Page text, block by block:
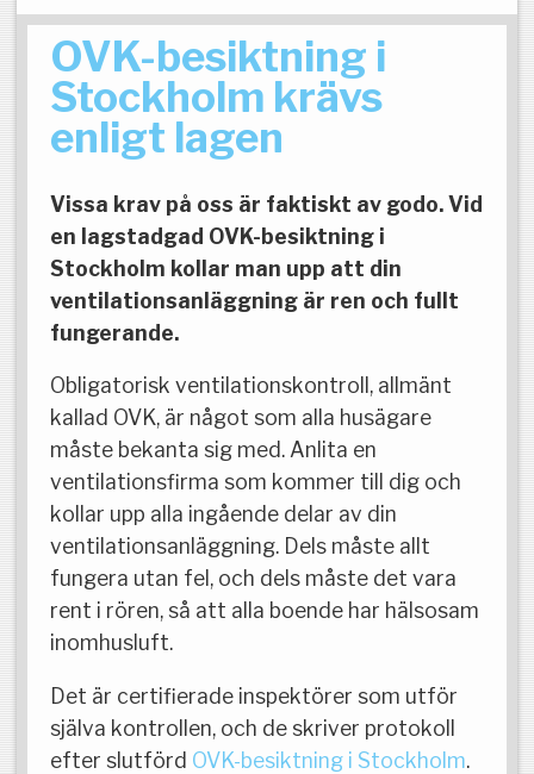
OVK-besiktning i
Stockholm krävs
enligt lagen
Vissa krav på oss är faktiskt av godo. Vid
en lagstadgad OVK-besiktning i
Stockholm kollar man upp att din
ventilationsanläggning är ren och fullt
fungerande.
Obligatorisk ventilationskontroll, allmänt
kallad OVK, är något som alla husägare
måste bekanta sig med. Anlita en
ventilationsfirma som kommer till dig och
kollar upp alla ingående delar av din
ventilationsanläggning. Dels måste allt
fungera utan fel, och dels måste det vara
rent i rören, så att alla boende har hälsosam
inomhusluft.
Det är certifierade inspektörer som utför
själva kontrollen, och de skriver protokoll
efter slutförd OVK-besiktning i Stockholm.